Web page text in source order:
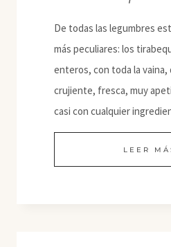
De todas las legumbres
más peculiares: los
enteros, con toda la vaina,
crujiente, fresca, muy
casi con cualquier
LEER